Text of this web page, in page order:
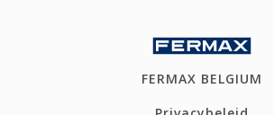
FERMAX BELGIUM